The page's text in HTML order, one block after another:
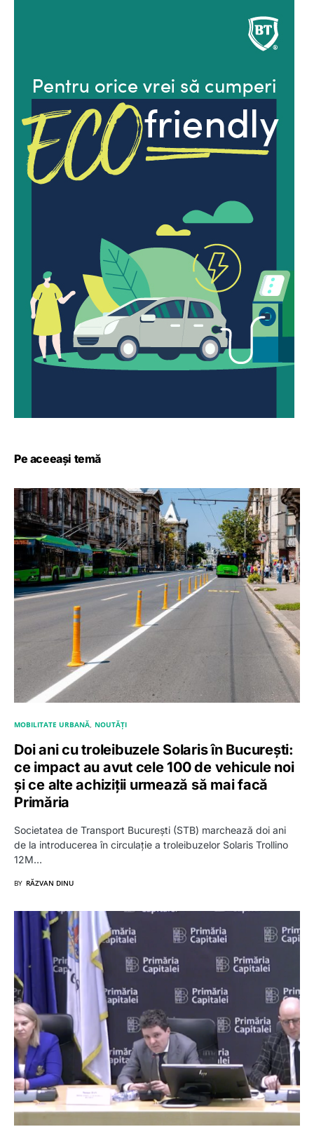
Pe aceeași temă
MOBILITATE URBANĂ NOUTĂȚI
Doi ani cu troleibuzele Solaris în București:
ce impact au avut cele 100 de vehicule noi
și ce alte achiziții urmează să mai facă
Primăria
Societatea de Transport București (STB) marchează doi ani
de la introducerea în circulație a troleibuzelor Solaris Trollino
12M…
BY RĂZVAN DINU